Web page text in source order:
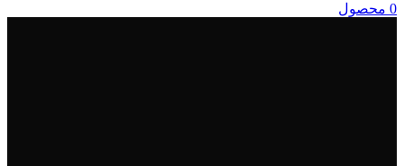
0 محصول